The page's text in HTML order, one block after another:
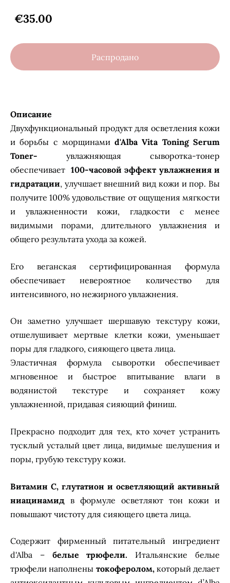
€35.00
Распродано
Описание
Двухфункциональный продукт для осветления кожи
и борьбы с морщинамиd'Alba Vita Toning Serum
Toner- увлажняющая сыворотка-тонер
обеспечивает 100-часовой эффект увлажнения и
гидратации, улучшает внешний вид кожи и пор. Вы
получите 100% удовольствие от ощущения мягкости
и увлажненности кожи, гладкости с менее
видимыми порами, длительного увлажнения и
общего результата ухода за кожей.
Его веганская сертифицированная формула
обеспечивает невероятное количество для
интенсивного, но нежирного увлажнения.
Он заметно улучшает шершавую текстуру кожи,
отшелушивает мертвые клетки кожи, уменьшает
поры для гладкого, сияющего цвета лица.
Эластичная формула сыворотки обеспечивает
мгновенное и быстрое впитывание влаги в
водянистой текстуре и сохраняет кожу
увлажненной, придавая сияющий финиш.
Прекрасно подходит для тех, кто хочет устранить
тусклый усталый цвет лица, видимые шелушения и
поры, грубую текстуру кожи.
Витамин С, глутатион и осветляющий активный
ниацинамид в формуле осветляют тон кожи и
повышают чистоту для сияющего цвета лица.
Содержит фирменный питательный ингредиент
d'Alba –белые трюфели. Итальянские белые
трюфели наполнены токоферолом,который делает